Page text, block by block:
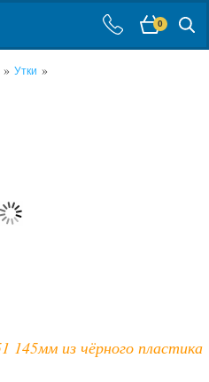
0
» Утки »
145мм из чёрного пластика